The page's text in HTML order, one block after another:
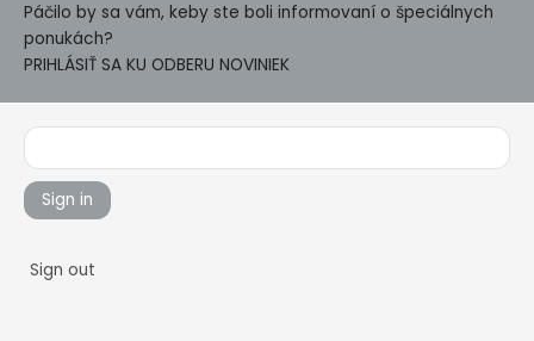
Páčilo by sa vám, keby ste boli informovaní o špeciálnych
ponukách?
PRIHLÁSIŤ SA KU ODBERU NOVINIEK
Sign in
Sign out